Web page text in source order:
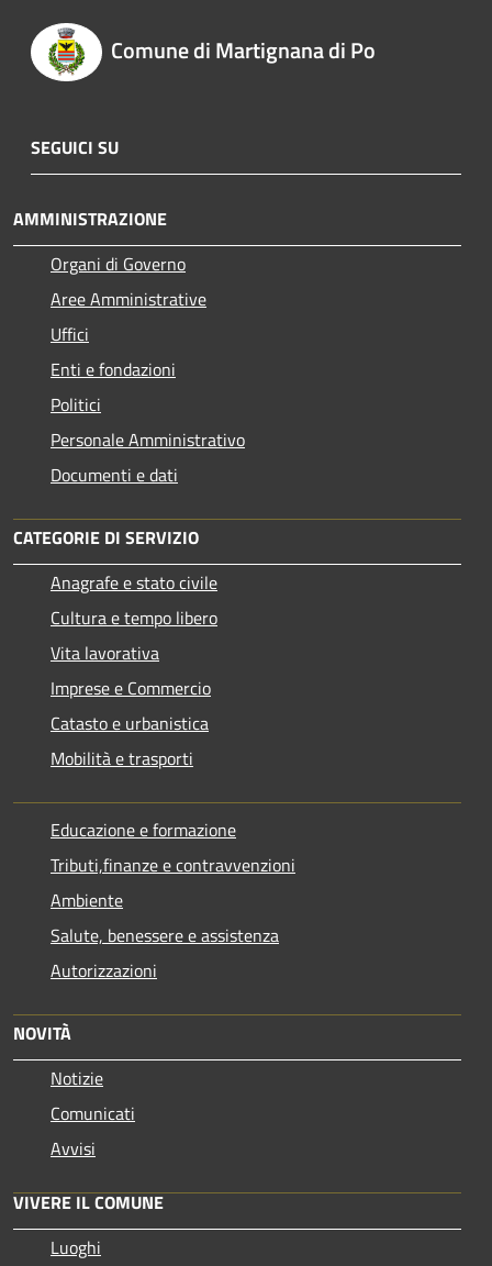
Comune di Martignana di Po
SEGUICI SU
AMMINISTRAZIONE
Organi di Governo
Aree Amministrative
Uffici
Enti e fondazioni
Politici
Personale Amministrativo
Documenti e dati
CATEGORIE DI SERVIZIO
Anagrafe e stato civile
Cultura e tempo libero
Vita lavorativa
Imprese e Commercio
Catasto e urbanistica
Mobilità e trasporti
Educazione e formazione
Tributi,finanze e contravvenzioni
Ambiente
Salute, benessere e assistenza
Autorizzazioni
NOVITÀ
Notizie
Comunicati
Avvisi
VIVERE IL COMUNE
Luoghi